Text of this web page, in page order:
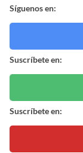
Síguenos en:
Suscríbete en:
Suscríbete en: